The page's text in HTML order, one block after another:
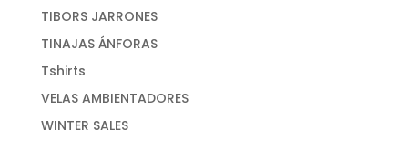
TIBORS JARRONES
TINAJAS ÁNFORAS
Tshirts
VELAS AMBIENTADORES
WINTER SALES